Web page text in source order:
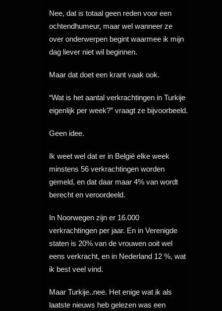
Nee, dat is totaal geen reden voor een
ochtendhumeur, maar wel wanneer ze
over onderwerpen begint waarmee ik mijn
dag liever niet wil beginnen.
Maar dat doet een krant vaak ook.
“Wat is het aantal verkrachtingen in Turkije
eigenlijk per week?” vraagt ze bijvoorbeeld.
Geen idee.
Ik weet wel dat er in België elke week
minstens 56 verkrachtingen worden
gemeld, en dat daar maar 4% van wordt
berecht en veroordeeld.
In Noorwegen zijn er 16.000
verkrachtingen per jaar. En in Verenigde
staten is 20% van de vrouwen ooit wel
eens verkracht, en in Nederland 12 %, wat
ik best veel vind.
Maar Turkije..nee. Het enige wat ik als
laatste nieuws heb gelezen was een